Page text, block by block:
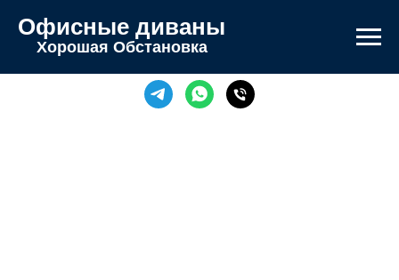
Офисные диваны
Хорошая Обстановка